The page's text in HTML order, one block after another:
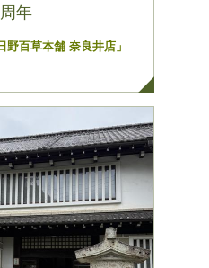
年
百草本舗 奈良井店」